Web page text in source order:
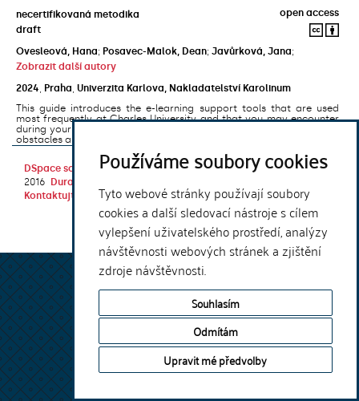
Používáme soubory cookies
Tyto webové stránky používají soubory
cookies a další sledovací nástroje s cílem
vylepšení uživatelského prostředí, analýzy
návštěvnosti webových stránek a zjištění
zdroje návštěvnosti.
Souhlasím
Odmítám
Upravit mé předvolby
necertifikovaná metodika
open access
draft
Ovesleová, Hana; Posavec-Malok, Dean; Javůrková, Jana;
Zobrazit další autory
2024
Praha Univerzita Karlova, Nakladatelství Karolinum
This guide introduces the e-learning support tools that are used
most frequently at Charles University and that you may encounter
during your studies. It will also help you to avoid the most common
obstacles associated ...
DSpace software
copyright © 2002-
2016
DuraSpace
Kontaktujte nás
|Vyjádření názoru
Theme by